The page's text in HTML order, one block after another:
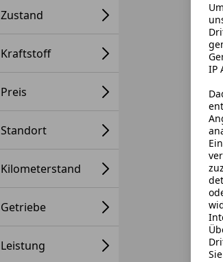
Zustand
Kraftstoff
Preis
Standort
Kilometerstand
Getriebe
Leistung
IP
Sie